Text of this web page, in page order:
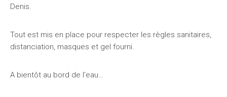
Denis.
Tout est mis en place pour respecter les règles sanitaires,
distanciation, masques et gel fourni.
A bientôt au bord de l’eau…